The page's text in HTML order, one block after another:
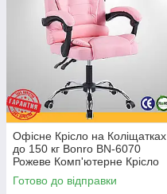
Офісне Крісло на Коліщатках
до 150 кг Bonro BN-6070
Рожеве Комп'ютерне Крісло
Керівника для Офісу
Поворотне
Готово до відправки